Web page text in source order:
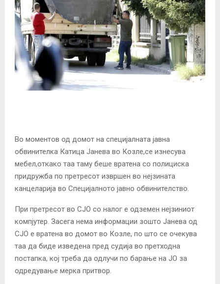
Во моментов од домот на специјалната јавна
обвинителка Катица Јанева во Козле,се изнесува
мебел,откако таа таму беше вратена со полициска
придружба по претресот извршен во нејзината
канцеларија во Специјалното јавно обвинителство.
При претресот во СЈО со налог е одземен нејзиниот
компјутер. Засега нема информации зошто Јанева од
СЈО е вратена во домот во Козле, по што се очекува
таа да биде изведена пред судија во претходна
постапка, кој треба да одлучи по барање на ЈО за
одредување мерка притвор.